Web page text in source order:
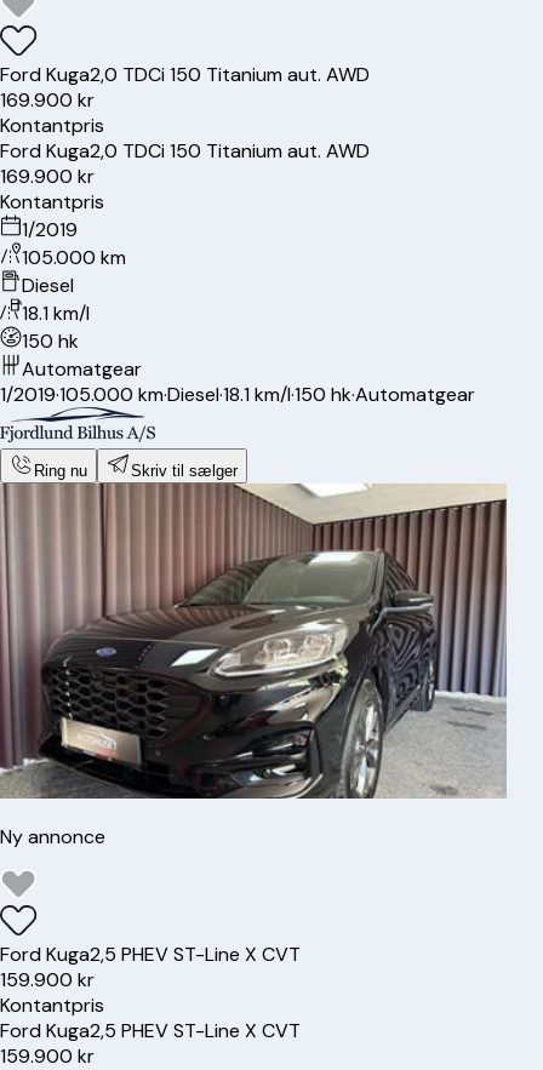
FordKuga2,0 TDCi 150 Titanium aut. AWD
169.900 kr
Kontantpris
FordKuga2,0 TDCi 150 Titanium aut. AWD
169.900 kr
Kontantpris
1/2019
105.000 km
Diesel
18.1 km/l
150 hk
Automatgear
1/2019·105.000 km·Diesel·18.1 km/l·150 hk·Automatgear
Ring nu Skriv til sælger
Ny annonce
FordKuga2,5 PHEV ST-Line X CVT
159.900 kr
Kontantpris
FordKuga2,5 PHEV ST-Line X CVT
159.900 kr